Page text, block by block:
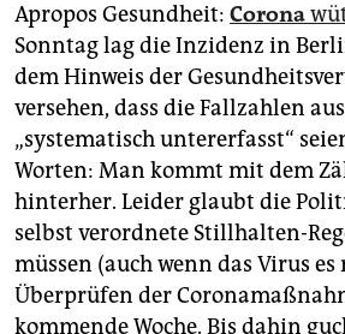
Apropos Gesundheit: Corona
Sonntag lag die Inzidenz in
dem Hinweis der
versehen, dass die Fallzahlen
„systematisch untererfasst“
Worten: Man kommt mit dem
hinterher. Leider glaubt die
selbst verordnete Stillhalten-
müssen (auch wenn das Virus
Überprüfen der
kommende Woche. Bis dahin